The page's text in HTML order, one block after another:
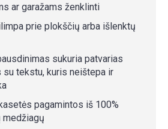
ar garažams ženklinti
prie plokščių arba išlenktų
sukuria patvarias
tekstu, kuris neištepa ir
pagamintos iš 100%